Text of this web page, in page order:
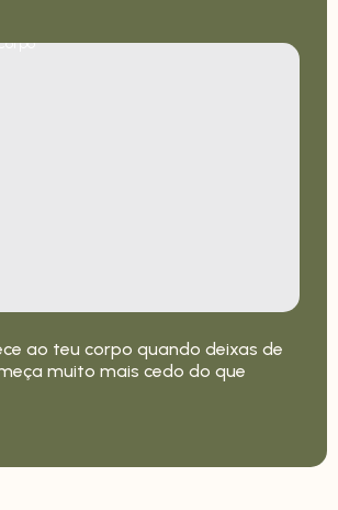
ao teu corpo quando deixas de
muito mais cedo do que